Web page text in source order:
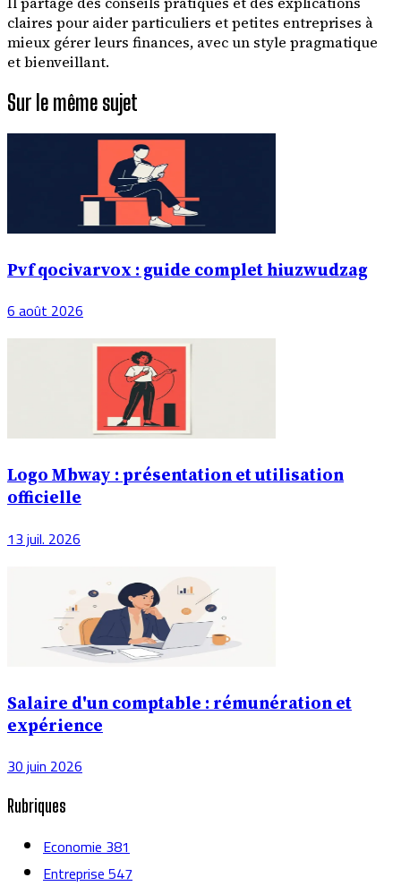
claires pour aider particuliers et petites entreprises à
mieux gérer leurs finances, avec un style pragmatique
et bienveillant.
Sur le même sujet
Pvf qocivarvox : guide complet hiuzwudzag
6 août 2026
Logo Mbway : présentation et utilisation
officielle
13 juil. 2026
Salaire d'un comptable : rémunération et
expérience
30 juin 2026
Rubriques
Economie381
Entreprise547